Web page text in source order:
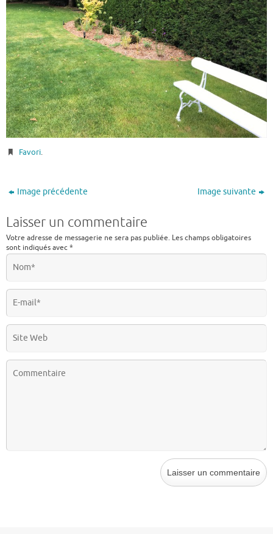
Favori.
Image précédente Image suivante
Laisser un commentaire
Votre adresse de messagerie ne sera pas publiée. Les champs obligatoires
sont indiqués avec*